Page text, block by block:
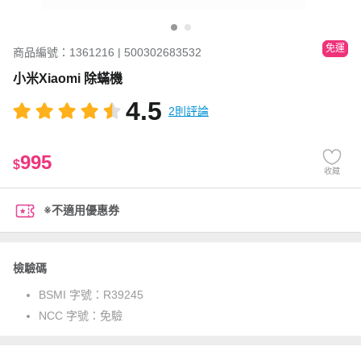
商品編號：1361216 | 500302683532 免運
小米Xiaomi 除蟎機
4.5 2則評論
$995 收藏
※不適用優惠券
檢驗碼
BSMI 字號： R39245
NCC 字號： 免驗